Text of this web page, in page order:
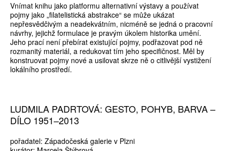
Vnímat knihu jako platformu alternativní výstavy a používat
pojmy jako „filatelistická abstrakce“ se může ukázat
nepřesvědčivým a neadekvátním, nicméně se jedná o pracovní
návrhy, jejichž formulace je pravým úkolem historika umění.
Jeho prací není přebírat existující pojmy, podřazovat pod ně
rozmanitý materiál, a redukovat tím jeho specifičnost. Měl by
konstruovat pojmy nové a usilovat skrze ně o citlivější vystižení
lokálního prostředí.
LUDMILA PADRTOVÁ: GESTO, POHYB, BARVA –
DÍLO 1951–2013
pořadatel: Západočeská galerie v Plzni